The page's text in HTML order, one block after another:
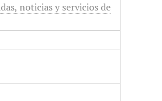
noticias y servicios de